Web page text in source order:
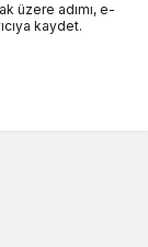
üzere adımı, e-
kaydet.